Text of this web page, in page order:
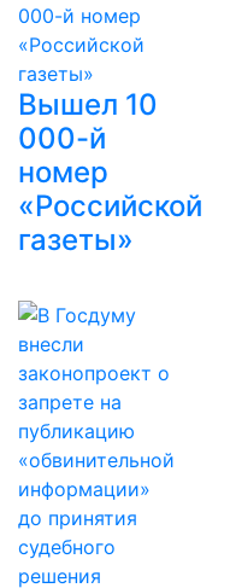
Вышел 10
000-й
номер
«Российской
газеты»